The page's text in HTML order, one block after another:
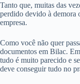
Tanto que, muitas das
perdido devido à demora
empresa.
Como você não quer
documentos em Bilac.
tudo é muito parecido e
deve conseguir tudo no